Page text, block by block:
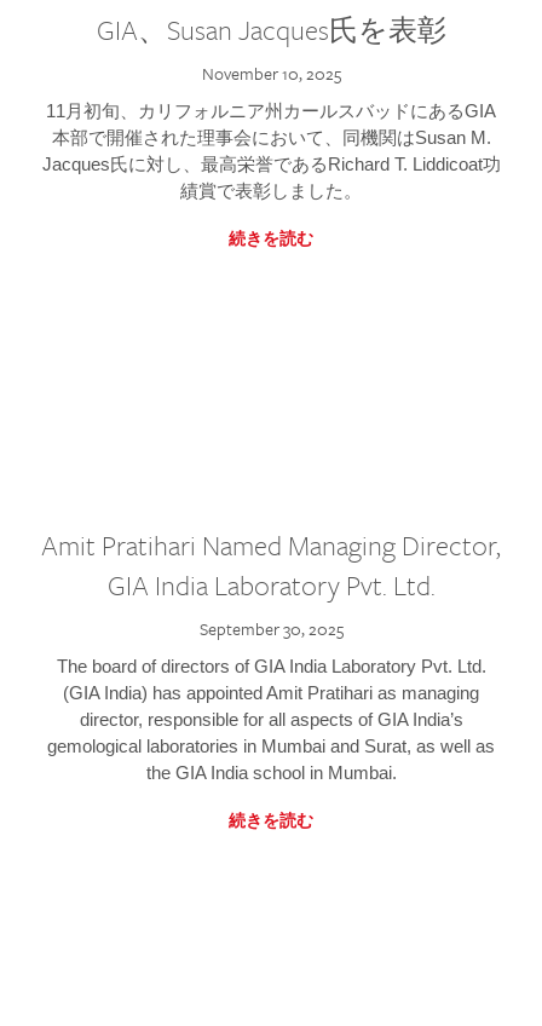
GIA、Susan Jacques氏を表彰
November 10, 2025
11月初旬、カリフォルニア州カールスバッドにあるGIA
本部で開催された理事会において、同機関はSusan M.
Jacques氏に対し、最高栄誉であるRichard T. Liddicoat功
績賞で表彰しました。
続きを読む
Amit Pratihari Named Managing Director,
GIA India Laboratory Pvt. Ltd.
September 30, 2025
The board of directors of GIA India Laboratory Pvt. Ltd.
(GIA India) has appointed Amit Pratihari as managing
director, responsible for all aspects of GIA India’s
gemological laboratories in Mumbai and Surat, as well as
the GIA India school in Mumbai.
続きを読む